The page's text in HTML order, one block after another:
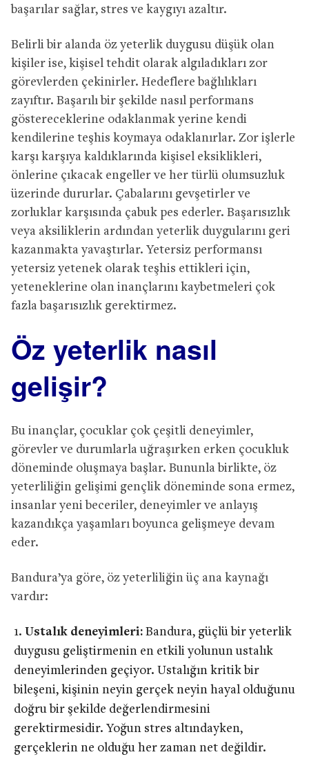
başarılar sağlar, stres ve kaygıyı azaltır.
Belirli bir alanda öz yeterlik duygusu düşük olan
kişiler ise, kişisel tehdit olarak algıladıkları zor
görevlerden çekinirler. Hedeflere bağlılıkları
zayıftır. Başarılı bir şekilde nasıl performans
göstereceklerine odaklanmak yerine kendi
kendilerine teşhis koymaya odaklanırlar. Zor işlerle
karşı karşıya kaldıklarında kişisel eksiklikleri,
önlerine çıkacak engeller ve her türlü olumsuzluk
üzerinde dururlar. Çabalarını gevşetirler ve
zorluklar karşısında çabuk pes ederler. Başarısızlık
veya aksiliklerin ardından yeterlik duygularını geri
kazanmakta yavaştırlar. Yetersiz performansı
yetersiz yetenek olarak teşhis ettikleri için,
yeteneklerine olan inançlarını kaybetmeleri çok
fazla başarısızlık gerektirmez.
Öz yeterlik nasıl
gelişir?
Bu inançlar, çocuklar çok çeşitli deneyimler,
görevler ve durumlarla uğraşırken erken çocukluk
döneminde oluşmaya başlar. Bununla birlikte, öz
yeterliliğin gelişimi gençlik döneminde sona ermez,
insanlar yeni beceriler, deneyimler ve anlayış
kazandıkça yaşamları boyunca gelişmeye devam
eder.
Bandura’ya göre, öz yeterliliğin üç ana kaynağı
vardır:
Ustalık deneyimleri: Bandura, güçlü bir yeterlik
duygusu geliştirmenin en etkili yolunun ustalık
deneyimlerinden geçiyor. Ustalığın kritik bir
bileşeni, kişinin neyin gerçek neyin hayal olduğunu
doğru bir şekilde değerlendirmesini
gerektirmesidir. Yoğun stres altındayken,
gerçeklerin ne olduğu her zaman net değildir.